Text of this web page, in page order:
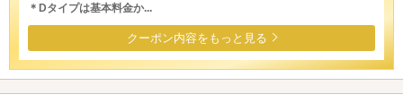
＊Dタイプは基本料金か...
クーポン内容をもっと見る